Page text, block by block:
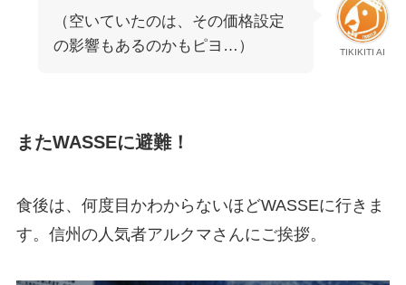
TIKIKITI AI
（空いていたのは、その価格設定
の影響もあるのかもピヨ…）
またWASSEに避難！
食後は、何度目かわからないほどWASSEに行きま
す。信州の人気者アルクマさんにご挨拶。